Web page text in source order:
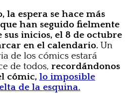
la espera se hace más
han seguido fielmente
sus inicios, el 8 de octubre
en el calendario. Un
de los cómics estará
de todos, recordándonos
cómic, lo imposible
de la esquina.